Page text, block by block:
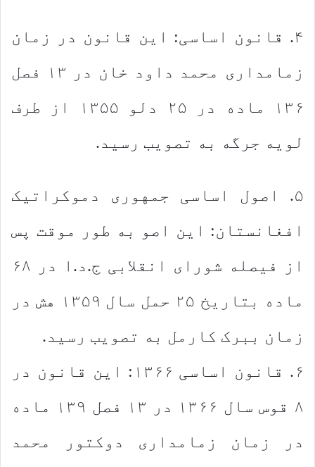
۴. قانون اساسی: این قانون در زمان
زمامداری محمد داود خان در ۱۳ فصل
۱۳۶ ماده در ۲۵ دلو ۱۳۵۵ از طرف
لویه جرگه به تصویب رسید.
۵. اصول اساسی جمهوری دموکراتیک
افغانستان: این اصو به طور موقت پس
از فیصله شورای انقلابی ج.د.ا در ۶۸
ماده بتاریخ ۲۵ حمل سال ۱۳۵۹ ه‏ش در
زمان ببرک کارمل به تصویب رسید.
۶. قانون اساسی ۱۳۶۶: این قانون در
۸ قوس سال ۱۳۶۶ در ۱۳ فصل ۱۳۹ ماده
در زمان زمامداری دوکتور محمد